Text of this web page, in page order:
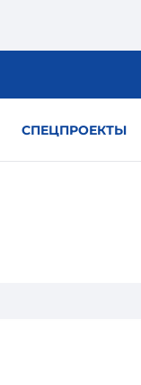
СПЕЦПРОЕКТЫ